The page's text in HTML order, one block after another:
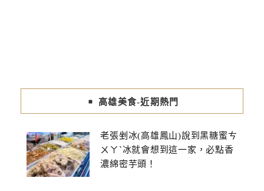
高雄美食-近期熱門
老張剉冰(高雄鳳山)說到黑糖蜜ㄘ
ㄨㄚˋ冰就會想到這一家，必點香
濃綿密芋頭！